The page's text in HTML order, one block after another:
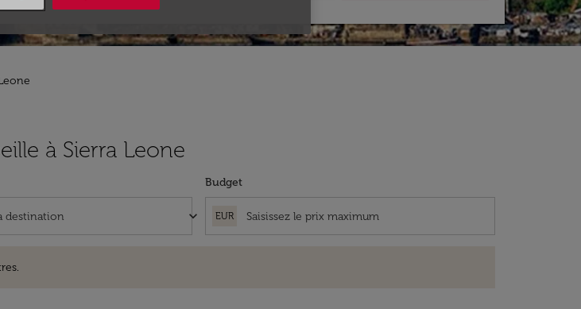
à Sierra Leone
keyboard_arrow_down
Budget
EUR